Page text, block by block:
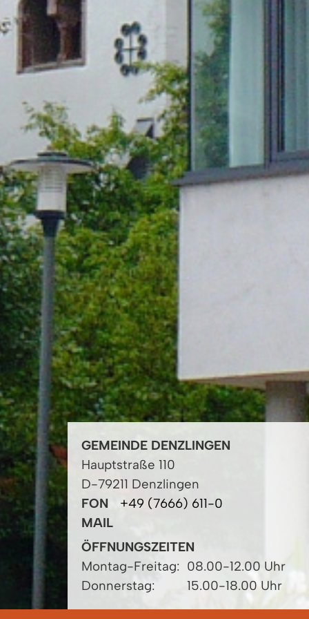
GEMEINDE DENZLINGEN
Hauptstraße 110
D-79211 Denzlingen
FON
+49 (7666) 611-0
MAIL
ÖFFNUNGSZEITEN
Montag-Freitag: 08.00-12.00 Uhr
Donnerstag:
15.00-18.00 Uhr